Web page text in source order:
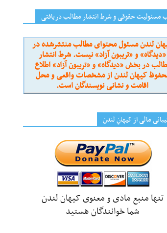
مسئولیت حقوقی و شرط انتشار مطالب دریافتی
لندن مسئول محتوای مطالب منتشرشده در
«دیدگاه» و «تریبون آزاد» نیست. شرط انتشار
در بخش «دیدگاه» و «تریبون آزاد» اطلاع
کیهان لندن از مشخصات واقعی و محل
اقامت و نشانی نویسندگان است.
مالی از کیهانِ لندن
تنها منبع مادی و معنوی کیهان لندن
شما خوانندگان هستید